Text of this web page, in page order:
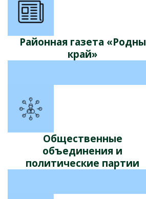
Районная газета «Родны
край»
Общественные
объединения и
политические партии